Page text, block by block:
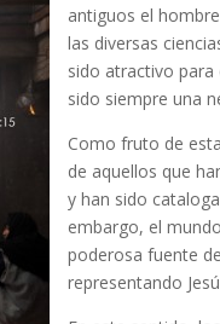
antiguos el
las diversas
sido atractivo
sido siempre una
Como fruto de
de aquellos que
y han sido
embargo, el
poderosa fuente
representando